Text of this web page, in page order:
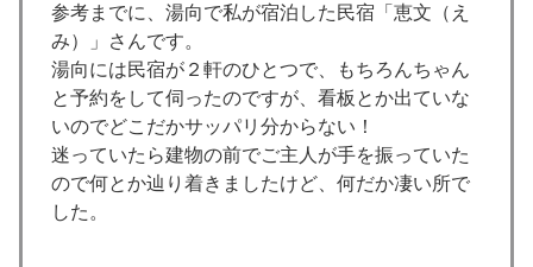
参考までに、湯向で私が宿泊した民宿「恵文（え
み）」さんです。
湯向には民宿が２軒のひとつで、もちろんちゃん
と予約をして伺ったのですが、看板とか出ていな
いのでどこだかサッパリ分からない！
迷っていたら建物の前でご主人が手を振っていた
ので何とか辿り着きましたけど、何だか凄い所で
した。